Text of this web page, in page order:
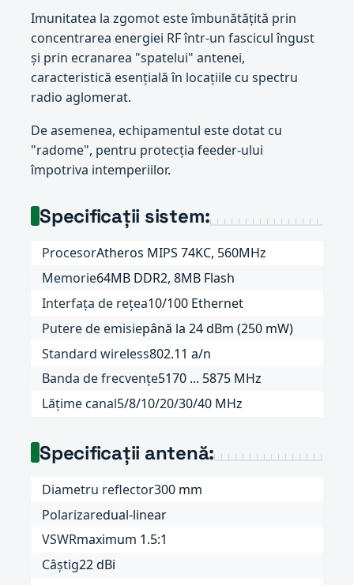
Imunitatea la zgomot este îmbunătățită prin
concentrarea energiei RF într-un fascicul îngust
și prin ecranarea "spatelui" antenei,
caracteristică esențială în locațiile cu spectru
radio aglomerat.
De asemenea, echipamentul este dotat cu
"radome", pentru protecția feeder-ului
împotriva intemperiilor.
Specificații sistem:
ProcesorAtheros MIPS 74KC, 560MHz
Memorie64MB DDR2, 8MB Flash
Interfața de rețea10/100 Ethernet
Putere de emisiepână la 24 dBm (250 mW)
Standard wireless802.11 a/n
Banda de frecvențe5170 ... 5875 MHz
Lățime canal5/8/10/20/30/40 MHz
Specificații antenă:
Diametru reflector300 mm
Polarizaredual-linear
VSWRmaximum 1.5:1
Câștig22 dBi